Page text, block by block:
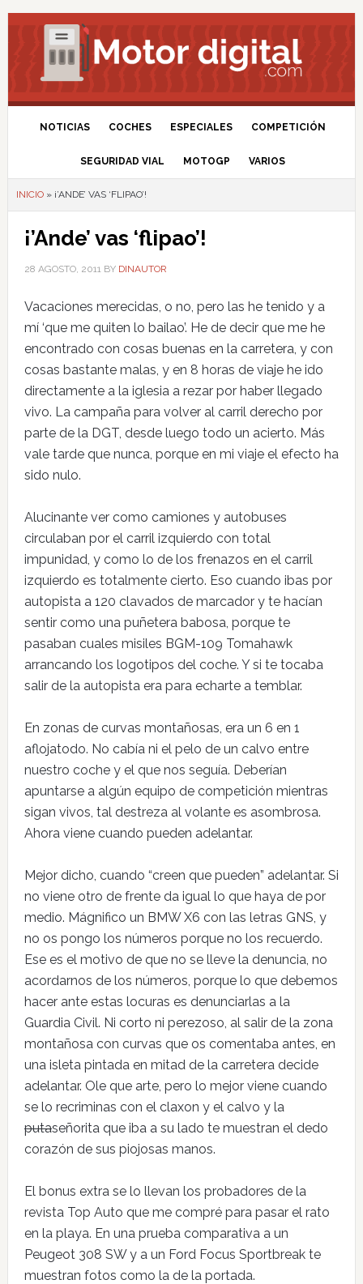
NOTICIAS COCHES ESPECIALES COMPETICIÓN
SEGURIDAD VIAL MOTOGP VARIOS
INICIO» ¡’ANDE’ VAS ‘FLIPAO’!
¡’Ande’ vas ‘flipao’!
28 AGOSTO, 2011BY DINAUTOR
Vacaciones merecidas, o no, pero las he tenido y a
mí ‘que me quiten lo bailao’. He de decir que me he
encontrado con cosas buenas en la carretera, y con
cosas bastante malas, y en 8 horas de viaje he ido
directamente a la iglesia a rezar por haber llegado
vivo. La campaña para volver al carril derecho por
parte de la DGT, desde luego todo un acierto. Más
vale tarde que nunca, porque en mi viaje el efecto ha
sido nulo.
Alucinante ver como camiones y autobuses
circulaban por el carril izquierdo con total
impunidad, y como lo de los frenazos en el carril
izquierdo es totalmente cierto. Eso cuando ibas por
autopista a 120 clavados de marcador y te hacían
sentir como una puñetera babosa, porque te
pasaban cuales misiles BGM-109 Tomahawk
arrancando los logotipos del coche. Y si te tocaba
salir de la autopista era para echarte a temblar.
En zonas de curvas montañosas, era un 6 en 1
aflojatodo. No cabía ni el pelo de un calvo entre
nuestro coche y el que nos seguía. Deberían
apuntarse a algún equipo de competición mientras
sigan vivos, tal destreza al volante es asombrosa.
Ahora viene cuando pueden adelantar.
Mejor dicho, cuando “creen que pueden” adelantar. Si
no viene otro de frente da igual lo que haya de por
medio. Mágnifico un BMW X6 con las letras GNS, y
no os pongo los números porque no los recuerdo.
Ese es el motivo de que no se lleve la denuncia, no
acordarnos de los números, porque lo que debemos
hacer ante estas locuras es denunciarlas a la
Guardia Civil. Ni corto ni perezoso, al salir de la zona
montañosa con curvas que os comentaba antes, en
una isleta pintada en mitad de la carretera decide
adelantar. Ole que arte, pero lo mejor viene cuando
se lo recriminas con el claxon y el calvo y la
putaseñorita que iba a su lado te muestran el dedo
corazón de sus piojosas manos.
El bonus extra se lo llevan los probadores de la
revista Top Auto que me compré para pasar el rato
en la playa. En una prueba comparativa a un
Peugeot 308 SW y a un Ford Focus Sportbreak te
muestran fotos como la de la portada.